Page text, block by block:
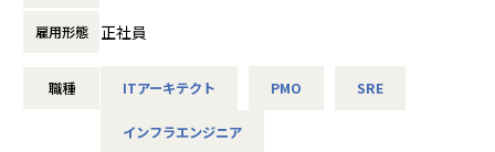
識がなくても数週間で本番環境へデプロイ可能です。
この圧倒的なスピードと柔軟性が、従来のAI導入プロセスを
折衝、課題ヒアリング、クラウド化の企画・提案、ロードマ
ップ策定といった最上流工程からプロジェクトをリードして
・クラウド導入コンサルティング: 顧客の経営課題やIT課題
雇用形態 正社員
職種 ITアーキテクト PMO SRE
インフラエンジニア